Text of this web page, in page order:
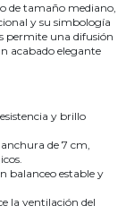
de tamaño mediano,
y su simbología
permite una difusión
acabado elegante
y brillo
de 7 cm,
balanceo estable y
la ventilación del